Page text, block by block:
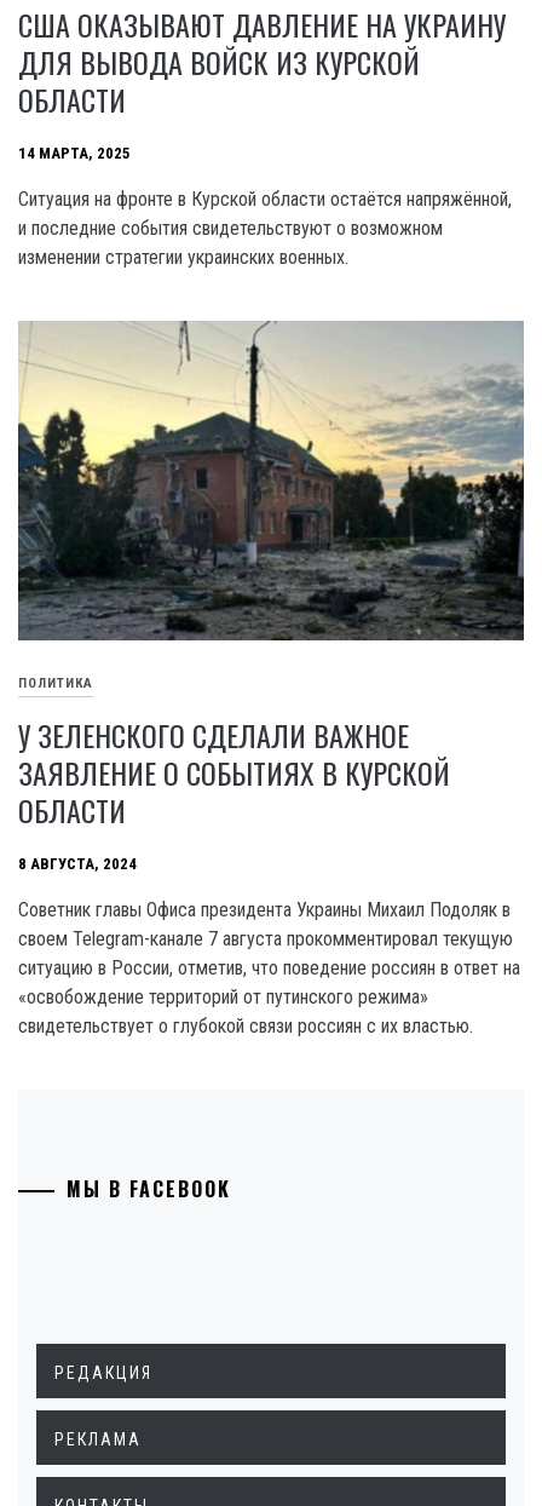
США ОКАЗЫВАЮТ ДАВЛЕНИЕ НА УКРАИНУ
ДЛЯ ВЫВОДА ВОЙСК ИЗ КУРСКОЙ
ОБЛАСТИ
14 МАРТА, 2025
Ситуация на фронте в Курской области остаётся напряжённой,
и последние события свидетельствуют о возможном
изменении стратегии украинских военных.
ПОЛИТИКА
У ЗЕЛЕНСКОГО СДЕЛАЛИ ВАЖНОЕ
ЗАЯВЛЕНИЕ О СОБЫТИЯХ В КУРСКОЙ
ОБЛАСТИ
8 АВГУСТА, 2024
Советник главы Офиса президента Украины Михаил Подоляк в
своем Telegram-канале 7 августа прокомментировал текущую
ситуацию в России, отметив, что поведение россиян в ответ на
«освобождение территорий от путинского режима»
свидетельствует о глубокой связи россиян с их властью.
МЫ В FACEBOOK
РЕДАКЦИЯ
РЕКЛАМА